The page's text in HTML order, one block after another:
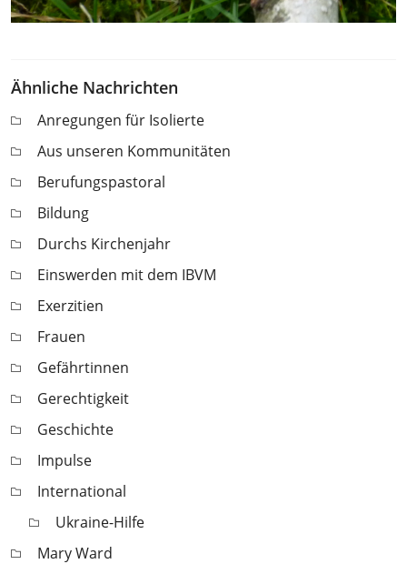
Ähnliche Nachrichten
Anregungen für Isolierte
Aus unseren Kommunitäten
Berufungspastoral
Bildung
Durchs Kirchenjahr
Einswerden mit dem IBVM
Exerzitien
Frauen
Gefährtinnen
Gerechtigkeit
Geschichte
Impulse
International
Ukraine-Hilfe
Mary Ward